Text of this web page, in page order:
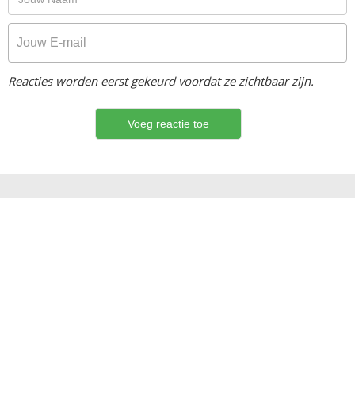
Reacties worden eerst gekeurd voordat ze zichtbaar zijn.